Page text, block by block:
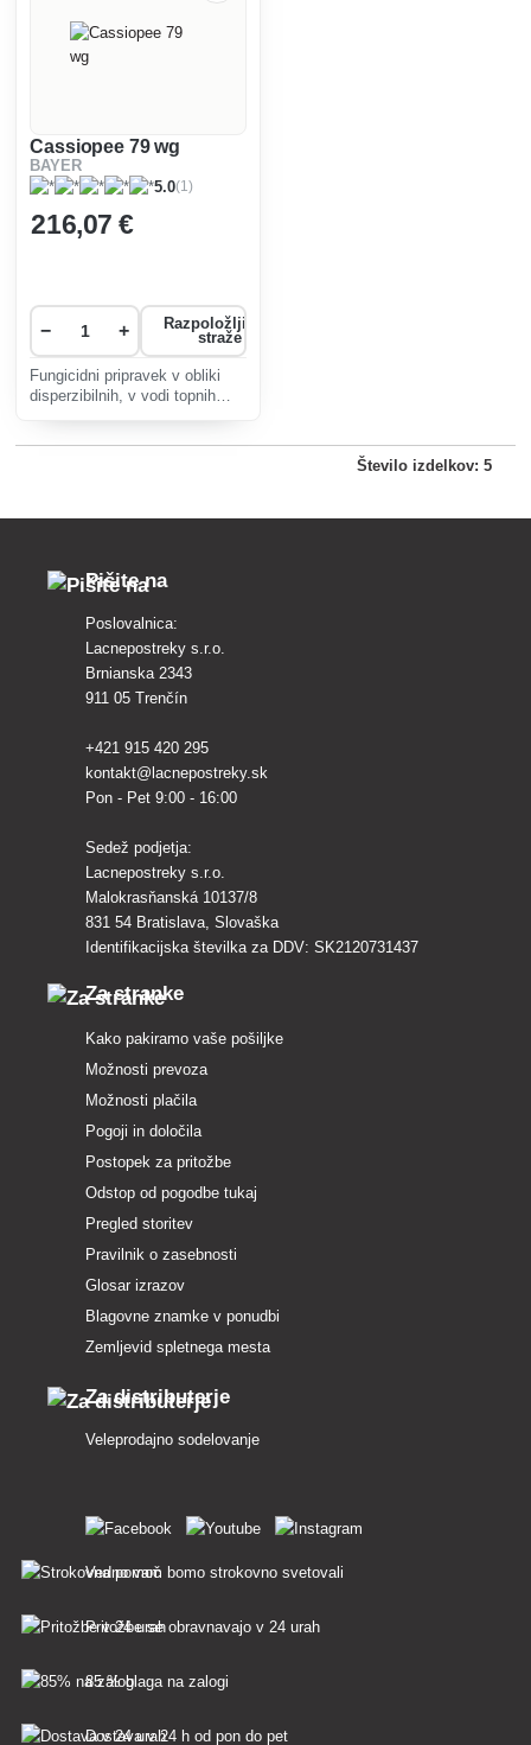
Cassiopee 79 wg
BAYER
5.0(1)
216,07 €
− +
Razpoložljivost
straže
Fungicidni pripravek v obliki
disperzibilnih, v vodi topnih
Število izdelkov: 5
Pišite na
Poslovalnica:
Lacnepostreky s.r.o.
Brnianska 2343
911 05 Trenčín
+421 915 420 295
kontakt@lacnepostreky.sk
Pon - Pet 9:00 - 16:00
Sedež podjetja:
Lacnepostreky s.r.o.
Malokrasňanská 10137/8
831 54 Bratislava, Slovaška
Identifikacijska številka za DDV: SK2120731437
Za stranke
Kako pakiramo vaše pošiljke
Možnosti prevoza
Možnosti plačila
Pogoji in določila
Postopek za pritožbe
Odstop od pogodbe tukaj
Pregled storitev
Pravilnik o zasebnosti
Glosar izrazov
Blagovne znamke v ponudbi
Zemljevid spletnega mesta
Za distributerje
Veleprodajno sodelovanje
Vedno vam bomo strokovno svetovali
Pritožbe se obravnavajo v 24 urah
85 % blaga na zalogi
Dostava v 24 h od pon do pet